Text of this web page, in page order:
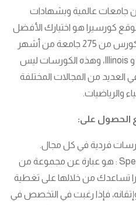
جامعات عالمية وبشهادات
كورسيرا هو اختيارك الأفضل
لذلك، حيث توفر أكثر من 5000 كورس من 275 جامعة من أشهر
الجامعات حول العالم مثل Yale و Illinois، وهذه الكورسات ليس
من المجالات المختلفة
والرياضيات.
2- تخصص المجالات Specialization : هو عبارة عن مجموعة من
تساعدك من خلالها على تغطية
فإذا رغبت في التخصص في